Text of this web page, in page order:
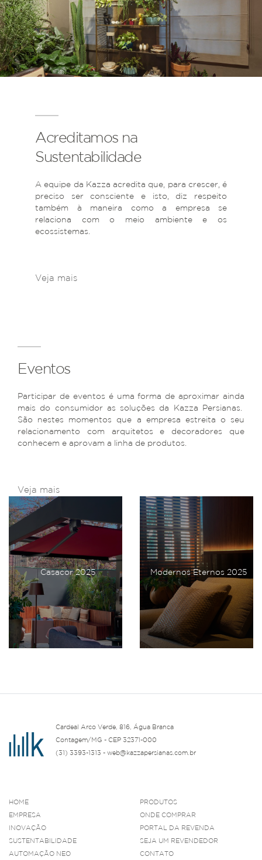
Acreditamos na
Sustentabilidade
A equipe da Kazza acredita que, para crescer, é
preciso ser consciente e isto, diz respeito
também à maneira como a empresa se
relaciona com o meio ambiente e os
ecossistemas.
Veja mais
Eventos
Participar de eventos é uma forma de aproximar ainda
mais do consumidor as soluções da Kazza Persianas.
São nestes momentos que a empresa estreita o seu
relacionamento com arquitetos e decoradores que
conhecem e aprovam a linha de produtos.
Veja mais
Casacor 2025 Modernos Eternos 2025
Cardeal Arco Verde, 816, Água Branca
Contagem/MG - CEP 32371-000
(31) 3393-1313 - web@kazzapersianas.com.br
HOME
EMPRESA
INOVAÇÃO
SUSTENTABILIDADE
AUTOMAÇÃO NEO
PRODUTOS
ONDE COMPRAR
PORTAL DA REVENDA
SEJA UM REVENDEDOR
CONTATO